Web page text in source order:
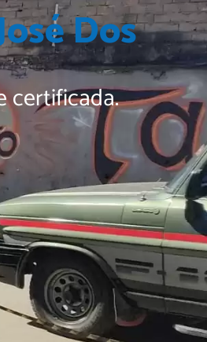
Dos
certificada.